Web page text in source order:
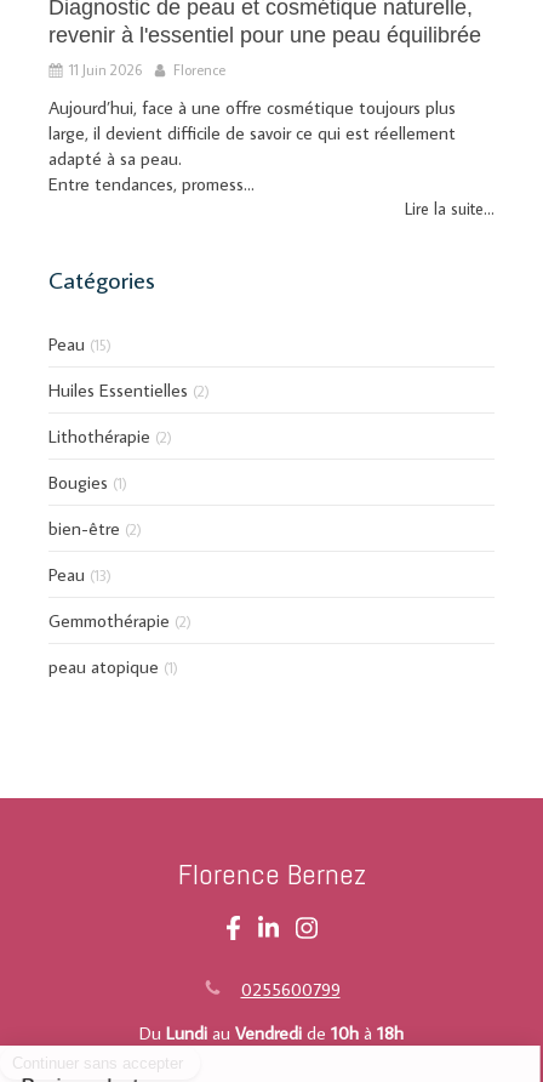
Diagnostic de peau et cosmétique naturelle,
revenir à l'essentiel pour une peau équilibrée
11 Juin 2026 Florence
Aujourd’hui, face à une offre cosmétique toujours plus
large, il devient difficile de savoir ce qui est réellement
adapté à sa peau.
Entre tendances, promess...
Lire la suite...
Catégories
Peau (15)
Huiles Essentielles (2)
Lithothérapie (2)
Bougies (1)
bien-être (2)
Peau (13)
Gemmothérapie (2)
peau atopique (1)
Florence Bernez
0255600799
Du Lundi au Vendredi de 10h à 18h